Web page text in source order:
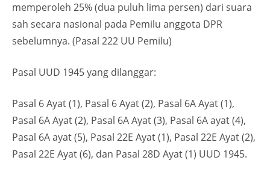
memperoleh 25% (dua puluh lima persen) dari suara
sah secara nasional pada Pemilu anggota DPR
sebelumnya. (Pasal 222 UU Pemilu)
Pasal UUD 1945 yang dilanggar:
Pasal 6 Ayat (1), Pasal 6 Ayat (2), Pasal 6A Ayat (1),
Pasal 6A Ayat (2), Pasal 6A Ayat (3), Pasal 6A ayat (4),
Pasal 6A ayat (5), Pasal 22E Ayat (1), Pasal 22E Ayat (2),
Pasal 22E Ayat (6), dan Pasal 28D Ayat (1) UUD 1945.